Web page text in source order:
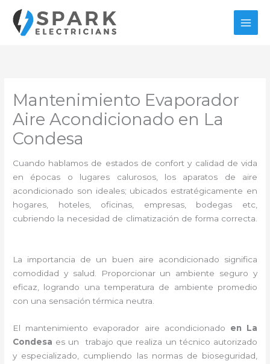
contenido
Mantenimiento Evaporador
Aire Acondicionado en La
Condesa
Cuando hablamos de estados de confort y calidad de vida
en épocas o lugares calurosos, los aparatos de aire
acondicionado son ideales; ubicados estratégicamente en
hogares, hoteles, oficinas, empresas, bodegas etc,
cubriendo la necesidad de climatización de forma correcta.
La importancia de un buen aire acondicionado significa
comodidad y salud. Proporcionar un ambiente seguro y
eficaz, logrando una temperatura de ambiente promedio
con una sensación térmica neutra.
El mantenimiento evaporador aire acondicionado en La
Condesa es un
trabajo que realiza un técnico autorizado
y especializado, cumpliendo las normas de bioseguridad,